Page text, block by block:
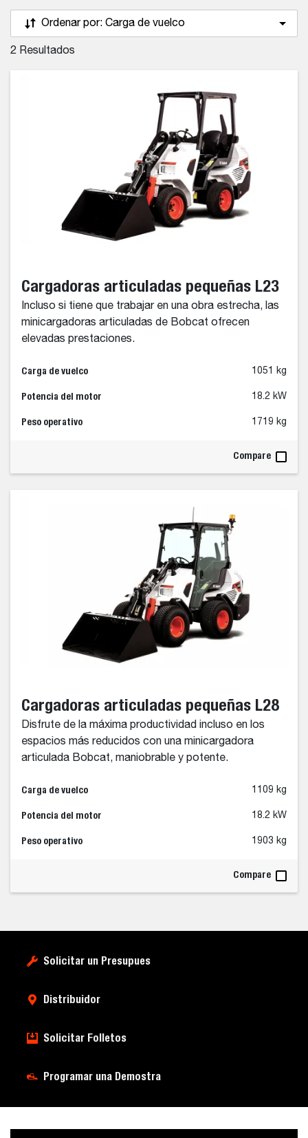
Ordenar por: Carga de vuelco
2 Resultados
Cargadoras articuladas pequeñas L23
Incluso si tiene que trabajar en una obra estrecha, las
minicargadoras articuladas de Bobcat ofrecen
elevadas prestaciones.
Carga de vuelco 1051 kg
Potencia del motor 18.2 kW
Peso operativo 1719 kg
Compare
Cargadoras articuladas pequeñas L28
Disfrute de la máxima productividad incluso en los
espacios más reducidos con una minicargadora
articulada Bobcat, maniobrable y potente.
Carga de vuelco 1109 kg
Potencia del motor 18.2 kW
Peso operativo 1903 kg
Compare
Solicitar un Presupues
Distribuidor
Solicitar Folletos
Programar una Demostra